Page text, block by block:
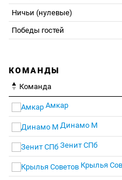
Ничьи (нулевые)
Победы гостей
КОМАНДЫ
Команда
Амкар
Динамо М
Зенит СПб
Крылья